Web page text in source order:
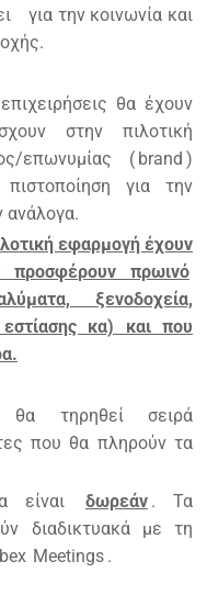
για την κοινωνία και
θα έχουν
στην πιλοτική
επωνυμίας ( brand )
για την
ανάλογα.
εφαρμογή έχουν
προσφέρουν πρωινό
ξενοδοχεία,
κα) και που
θα τηρηθεί σειρά
που θα πληρούν τα
είναι
δωρεάν . Τα
διαδικτυακά με τη
Meetings .